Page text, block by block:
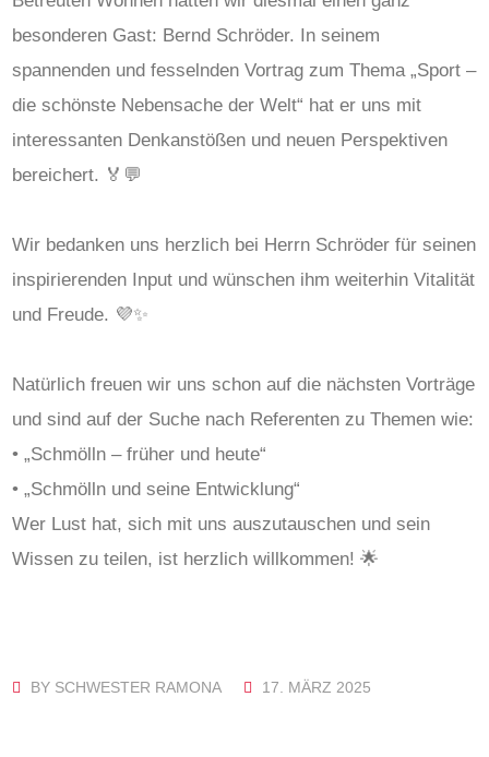
besonderen Gast: Bernd Schröder. In seinem
spannenden und fesselnden Vortrag zum Thema „Sport –
die schönste Nebensache der Welt“ hat er uns mit
interessanten Denkanstößen und neuen Perspektiven
bereichert. 🏅💬
Wir bedanken uns herzlich bei Herrn Schröder für seinen
inspirierenden Input und wünschen ihm weiterhin Vitalität
und Freude. 💜✨
Natürlich freuen wir uns schon auf die nächsten Vorträge
und sind auf der Suche nach Referenten zu Themen wie:
• „Schmölln – früher und heute“
• „Schmölln und seine Entwicklung“
Wer Lust hat, sich mit uns auszutauschen und sein
Wissen zu teilen, ist herzlich willkommen! 🌟
BY SCHWESTER RAMONA 17. MÄRZ 2025